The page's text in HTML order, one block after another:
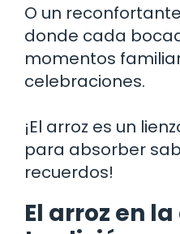
O un
donde cada
momentos
celebraciones.
¡El arroz es un
para absorber
recuerdos!
El arroz en